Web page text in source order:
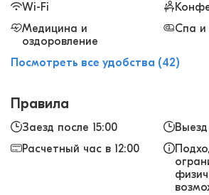
Wi-Fi
Медицина и
оздоровление
Спа и
Посмотреть все удобства (42)
Правила
Заезд после 15:00
Расчетный час в 12:00